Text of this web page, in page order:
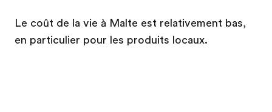
Le coût de la vie à Malte est relativement bas,
en particulier pour les produits locaux.